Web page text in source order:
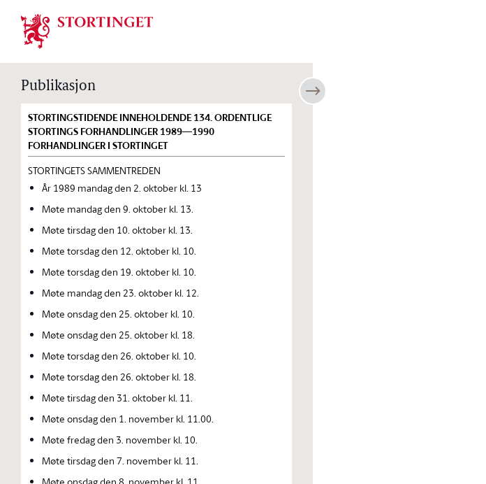
Stortinget.no
Publikasjon
STORTINGSTIDENDE INNEHOLDENDE 134. ORDENTLIGE
STORTINGS FORHANDLINGER 1989—1990
FORHANDLINGER I STORTINGET
STORTINGETS SAMMENTREDEN
År 1989 mandag den 2. oktober kl. 13
Møte mandag den 9. oktober kl. 13.
Møte tirsdag den 10. oktober kl. 13.
Møte torsdag den 12. oktober kl. 10.
Møte torsdag den 19. oktober kl. 10.
Møte mandag den 23. oktober kl. 12.
Møte onsdag den 25. oktober kl. 10.
Møte onsdag den 25. oktober kl. 18.
Møte torsdag den 26. oktober kl. 10.
Møte torsdag den 26. oktober kl. 18.
Møte tirsdag den 31. oktober kl. 11.
Møte onsdag den 1. november kl. 11.00.
Møte fredag den 3. november kl. 10.
Møte tirsdag den 7. november kl. 11.